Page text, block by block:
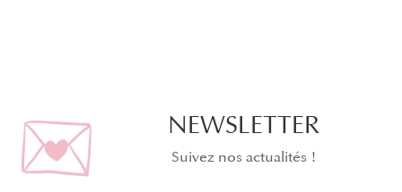
NEWSLETTER
Suivez nos actualités !